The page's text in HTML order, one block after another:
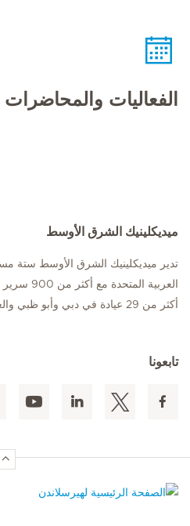
الفعاليات والمحاضرات
ميديكلينيك الشرق الأوسط
تدير ميديكلينيك الشرق الأوسط ستة
العربية
أكثر من 29 عيادة في دبي وأبو ظبي والعين ومنطقة الظفرة.
تابعونا